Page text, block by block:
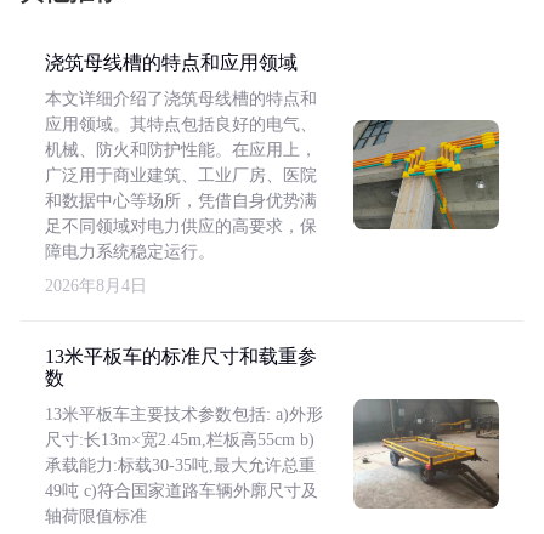
浇筑母线槽的特点和应用领域
本文详细介绍了浇筑母线槽的特点和
应用领域。其特点包括良好的电气、
机械、防火和防护性能。在应用上，
广泛用于商业建筑、工业厂房、医院
和数据中心等场所，凭借自身优势满
足不同领域对电力供应的高要求，保
障电力系统稳定运行。
2026年8月4日
13米平板车的标准尺寸和载重参
数
13米平板车主要技术参数包括: a)外形
尺寸:长13m×宽2.45m,栏板高55cm b)
承载能力:标载30-35吨,最大允许总重
49吨 c)符合国家道路车辆外廓尺寸及
轴荷限值标准